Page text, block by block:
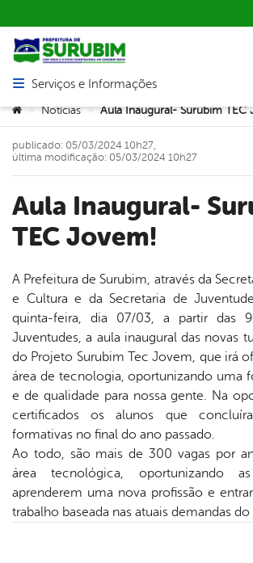
Abrir menu principal de navegação
Serviços e Informações
Você está aqui:
> Notícias > Aula Inaugural- Surubim TEC
Aula Inaugural- Surubim
TEC Jovem!
publicado: 05/03/2024 10h27,
última modificação: 05/03/2024 10h27
A Prefeitura de Surubim, através da
e Cultura e da Secretaria de
quinta-feira, dia 07/03, a partir das
Juventudes, a aula inaugural das novas
do Projeto Surubim Tec Jovem, que irá
área de tecnologia, oportunizando uma
e de qualidade para nossa gente. Na
certificados os alunos que
formativas no final do ano passado.
Ao todo, são mais de 300 vagas por
área tecnológica, oportunizando
aprenderem uma nova profissão e
trabalho baseada nas atuais demandas